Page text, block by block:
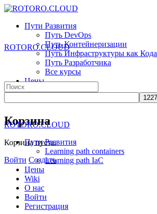
Toggle
Panel
Пути Развития
Путь DevOps
Путь Контейнеризации
Путь Инфраструктуры как Кода
Путь Разработчика
Все курсы
Цены
Wiki
More
options
Корзина
Корзина пуста.
Войти Создать
ROTORO.CLOUD
Search
for:
ROTORO.CLOUD
Пути Развития
Learning path containers
Learning path IaC
Цены
Wiki
О нас
Войти
Регистрация